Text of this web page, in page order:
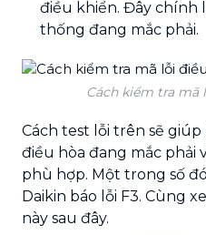
điều khiển. Đây chính
thống đang mắc phải.
Cách kiểm tra mã
Cách test lỗi trên sẽ
điều hòa đang mắc phải
phù hợp. Một trong số
Daikin báo lỗi F3. Cùng
này sau đây.